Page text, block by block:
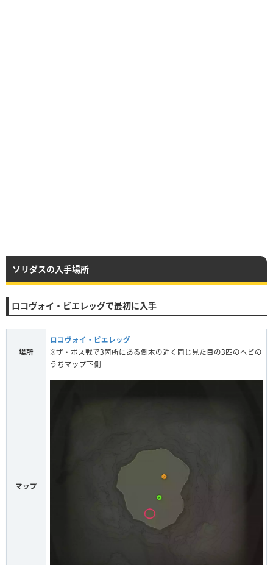
ソリダスの入手場所
ロコヴォイ・ビエレッグで最初に入手
場所
ロコヴォイ・ビエレッグ
※ザ・ボス戦で3箇所にある倒木の近く同じ見た目の3匹のヘビの
うちマップ下側
マップ